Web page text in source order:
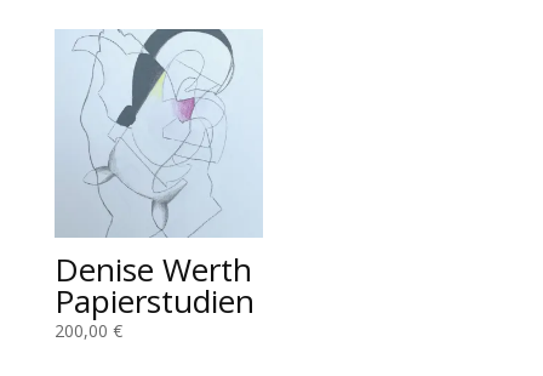
Denise Werth
Papierstudien
200,00 €